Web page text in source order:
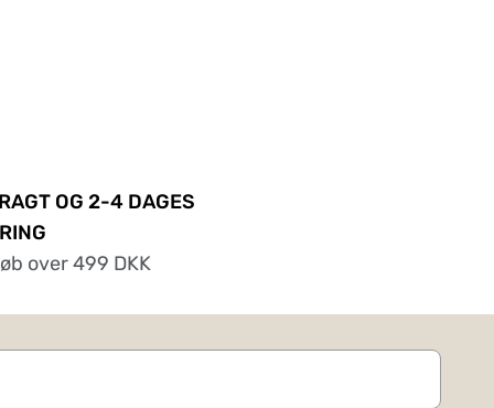
OG 2-4 DAGES
over 499 DKK